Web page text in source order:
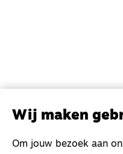
Wij maken
Om jouw bezoek aan